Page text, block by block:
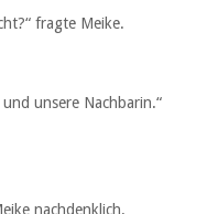
fragte Meike.
unsere Nachbarin.“
nachdenklich.